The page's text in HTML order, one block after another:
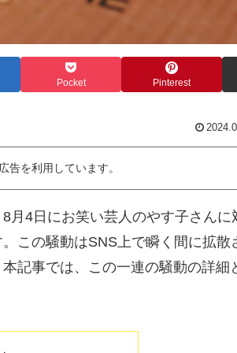
Pocket Pinterest
告を利用しています。
月4日にお笑い芸人のやす子さんに
この騒動はSNS上で瞬く間に拡散
記事では、この一連の騒動の詳細